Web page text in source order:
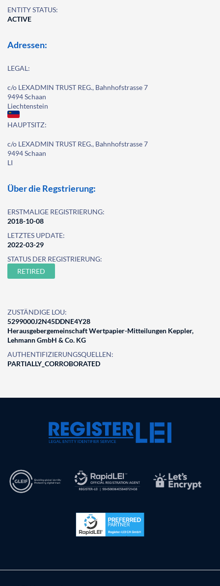
ENTITY STATUS:
ACTIVE
Adressen:
LEGAL:
c/o LEXADMIN TRUST REG., Bahnhofstrasse 7
9494 Schaan
Liechtenstein
HAUPTSITZ:
c/o LEXADMIN TRUST REG., Bahnhofstrasse 7
9494 Schaan
LI
Über die Regstrierung:
ERSTMALIGE REGISTRIERUNG:
2018-10-08
LETZTES UPDATE:
2022-03-29
STATUS DER REGISTRIERUNG:
RETIRED
ZUSTÄNDIGE LOU:
5299000J2N45DDNE4Y28
Herausgebergemeinschaft Wertpapier-Mitteilungen Keppler,
Lehmann GmbH & Co. KG
AUTHENTIFIZIERUNGSQUELLEN:
PARTIALLY_CORROBORATED